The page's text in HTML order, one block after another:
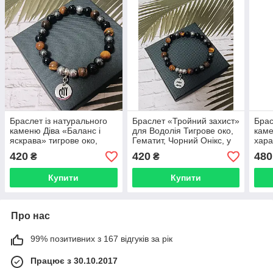
Браслет із натурального
каменю Діва «Баланс і
яскрава» тигрове око,
чорний онікс, гематит,
браслет зі знаком
зодіаку BR054
420 ₴
Купити
Браслет «Тройний захист»
для Водолія Тигрове око,
Гематит, Чорний Онікс, у
подарунковому
пакованні BR058
420₴
Купити
480
Про нас
99% позитивних з 167 відгуків за рік
Працює з 30.10.2017